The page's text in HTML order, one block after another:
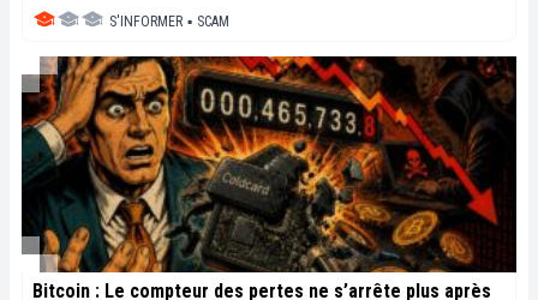
S'INFORMER ▪ SCAM
Bitcoin : Le compteur des pertes ne s’arrête plus après